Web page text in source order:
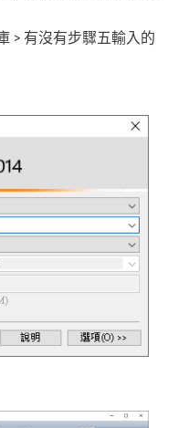
> 有沒有步驟五輸入的